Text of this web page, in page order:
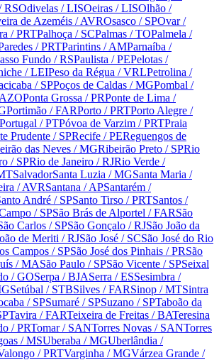
RSOdivelas / LISOeiras / LISOlhão /
de Azeméis / AVROsasco / SPOvar/
/ PRTPalhoça / SCPalmas / TOPalmela /
/ PRTParintins / AMParnaíba /
Fundo / RSPaulista / PEPelotas /
/ LEIPeso da Régua / VRLPetrolina /
/ SPPoços de Caldas / MGPombal /
Ponta Grossa / PRPonte de Lima /
Portimão / FARPorto / PRTPorto Alegre /
Portugal / PTPóvoa de Varzim / PRTPraia
Prudente / SPRecife / PEReguengos de
das Neves / MGRibeirão Preto / SPRio
/ SPRio de Janeiro / RJRio Verde /
SalvadorSanta Luzia / MGSanta Maria /
/ AVRSantana / APSantarém /
André / SPSanto Tirso / PRTSantos /
/ SPSão Brás de Alportel / FARSão
Carlos / SPSão Gonçalo / RJSão João da
de Meriti / RJSão José / SCSão José do Rio
Campos / SPSão José dos Pinhais / PRSão
/ MASão Paulo / SPSão Vicente / SPSeixal
/ GOSerpa / BJASerra / ESSesimbra /
Setúbal / STBSilves / FARSinop / MTSintra
/ SPSumaré / SPSuzano / SPTaboão da
Tavira / FARTeixeira de Freitas / BATeresina
/ PRTomar/ SANTorres Novas / SANTorres
/ MSUberaba / MGUberlândia /
/ PRTVarginha / MGVárzea Grande /